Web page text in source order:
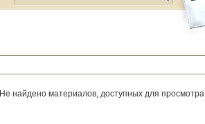
Не найдено материалов, доступных для просмотра